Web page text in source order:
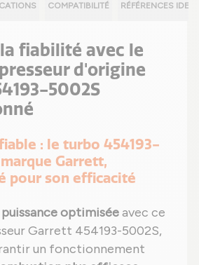
COMPATIBILITÉ RÉFÉRENCES
fiabilité avec le
d'origine
5002S
: le turbo 454193-
Garrett,
pour son efficacité
puissance optimiséeavec ce
Garrett 454193-5002S,
un fonctionnement